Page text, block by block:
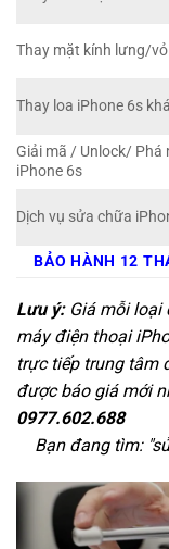
Thay mặt kính lưng/
Thay loa iPhone 6s
Giải mã / Unlock/ Phá
iPhone 6s
Dịch vụ sửa chữa
BẢO HÀNH 12
Lưu ý:Giá mỗi loại
máy điện thoại
trực tiếp trung tâm
được báo giá mới
0977.602.688
Bạn đang tìm: "